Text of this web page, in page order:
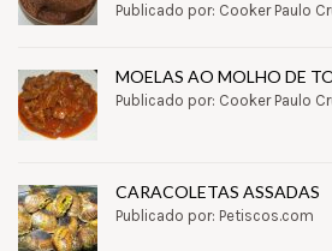
Publicado por: Cooker Paulo
MOELAS AO MOLHO DE
Publicado por: Cooker Paulo
CARACOLETAS ASSADAS
Publicado por: Petiscos.com